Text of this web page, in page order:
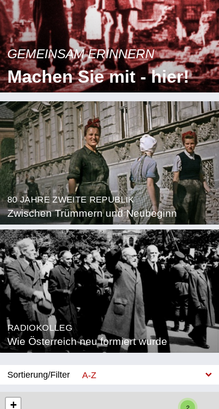
GEMEINSAM ERINNERN
Machen Sie mit - hier!
80 JAHRE ZWEITE REPUBLIK
Zwischen Trümmern und Neubeginn
RADIOKOLLEG
Wie Österreich neu formiert wurde
Sortierung/Filter
A-Z
2
+